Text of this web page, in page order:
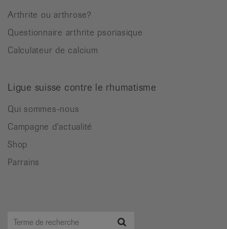
Arthrite ou arthrose?
Questionnaire arthrite psoriasique
Calculateur de calcium
Ligue suisse contre le rhumatisme
Qui sommes-nous
Campagne d'actualité
Shop
Parrains
Terme